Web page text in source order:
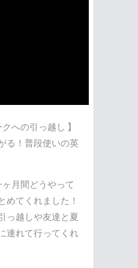
への引っ越し 】
る！普段使いの英
月間どうやって
めてくれました！
っ越しや友達と夏
連れて行ってくれ